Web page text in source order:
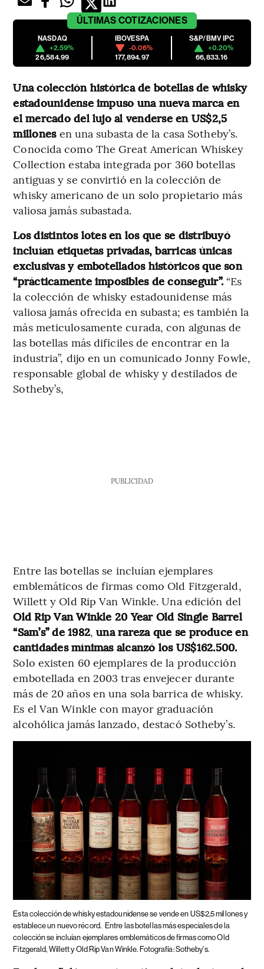
ÚLTIMAS COTIZACIONES
NASDAQ
+2.59%
26,584.99
IBOVESPA
-0.06%
177,894.97
S&P/BMV IPC
+0.20%
66,833.16
Una colección histórica de botellas de whisky
estadounidense impuso una nueva marca en
el mercado del lujo al venderse en US$2,5
millones en una subasta de la casa Sotheby’s.
Conocida como The Great American Whiskey
Collection estaba integrada por 360 botellas
antiguas y se convirtió en la colección de
whisky americano de un solo propietario más
valiosa jamás subastada.
Los distintos lotes en los que se distribuyó
incluían etiquetas privadas, barricas únicas
exclusivas y embotellados históricos que son
“prácticamente imposibles de conseguir”.“Es
la colección de whisky estadounidense más
valiosa jamás ofrecida en subasta; es también la
más meticulosamente curada, con algunas de
las botellas más difíciles de encontrar en la
industria”, dijo en un comunicado Jonny Fowle,
responsable global de whisky y destilados de
Sotheby’s,
PUBLICIDAD
Entre las botellas se incluían ejemplares
emblemáticos de firmas como Old Fitzgerald,
Willett y Old Rip Van Winkle. Una edición del
Old Rip Van Winkle 20 Year Old Single Barrel
“Sam’s” de 1982,una rareza que se produce en
cantidades mínimas alcanzó los US$162.500.
Solo existen 60 ejemplares de la producción
embotellada en 2003 tras envejecer durante
más de 20 años en una sola barrica de whisky.
Es el Van Winkle con mayor graduación
alcohólica jamás lanzado, destacó Sotheby’s.
Esta colección de whisky estadounidense se vende en US$2,5 millones y
establece un nuevo récord. Entre las botellas más especiales de la
colección se incluían ejemplares emblemáticos de firmas como Old
Fitzgerald, Willett y Old Rip Van Winkle. Fotografía: Sotheby's.